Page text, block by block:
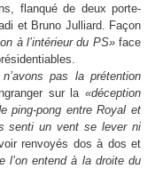
flanqué de deux porte-
et Bruno Julliard. Façon
à l’intérieur du PS»face
pas la prétention
sur la«déception
ping-pong entre Royal et
senti un vent se lever ni
renvoyés dos à dos et
l’on entend à la droite du